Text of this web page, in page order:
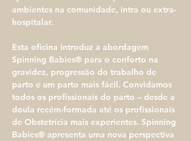
ambientes na comunidade, intra ou extra-
hospitalar.
Esta oficina introduz a abordagem
Spinning Babies® para o conforto na
gravidez, progressão do trabalho de
parto e um parto mais fácil. Convidamos
todos os profissionais do parto – desde a
doula recém-formada até os profissionais
de Obstetrícia mais experientes. Spinning
Babies® apresenta uma nova perspectiva